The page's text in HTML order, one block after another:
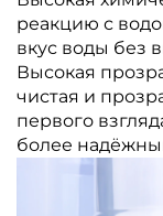
реакцию с
вкус воды без
Высокая
чистая и
первого
более